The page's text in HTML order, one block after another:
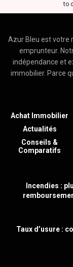
to
Azur Bleu est votre
emprunteur.
indépendance et
immobilier. Parce
Achat Immobilier
Actualités
Conseils &
Comparatifs
Incendies :
Taux d’usure :